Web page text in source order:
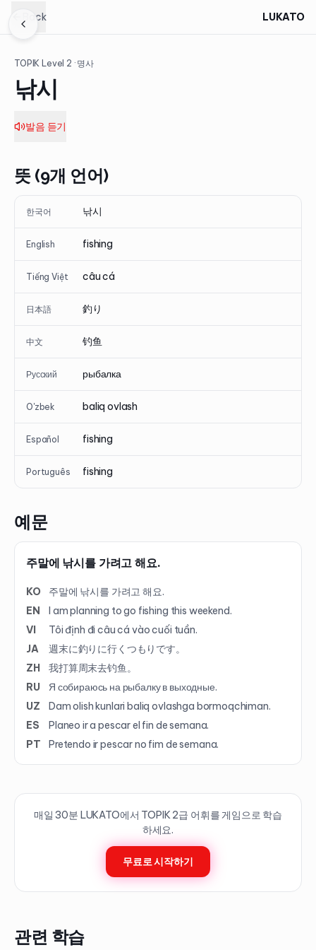
Back LUKATO
TOPIK Level 2 · 명사
낚시
발음 듣기
뜻 (9개 언어)
한국어 낚시
English fishing
Tiếng Việt câu cá
日本語 釣り
中文 钓鱼
Русский рыбалка
O'zbek baliq ovlash
Español fishing
Português fishing
예문
주말에 낚시를 가려고 해요.
KO
주말에 낚시를 가려고 해요.
EN
I am planning to go fishing this weekend.
VI
Tôi định đi câu cá vào cuối tuần.
JA
週末に釣りに行くつもりです。
ZH
我打算周末去钓鱼。
RU
Я собираюсь на рыбалку в выходные.
UZ
Dam olish kunlari baliq ovlashga bormoqchiman.
ES
Planeo ir a pescar el fin de semana.
PT
Pretendo ir pescar no fim de semana.
매일 30분 LUKATO에서 TOPIK2급 어휘를 게임으로 학습
하세요.
무료로 시작하기
관련 학습